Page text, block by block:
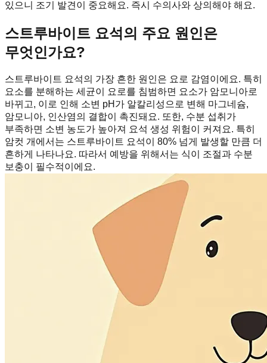
있으니 조기 발견이 중요해요. 즉시 수의사와 상의해야 해요.
스트루바이트 요석의 주요 원인은
무엇인가요?
스트루바이트 요석의 가장 흔한 원인은 요로 감염이에요. 특히
요소를 분해하는 세균이 요로를 침범하면 요소가 암모니아로
바뀌고, 이로 인해 소변 pH가 알칼리성으로 변해 마그네슘,
암모니아, 인산염의 결합이 촉진돼요. 또한, 수분 섭취가
부족하면 소변 농도가 높아져 요석 생성 위험이 커져요. 특히
암컷 개에서는 스트루바이트 요석이 80% 넘게 발생할 만큼 더
흔하게 나타나요. 따라서 예방을 위해서는 식이 조절과 수분
보충이 필수적이에요.